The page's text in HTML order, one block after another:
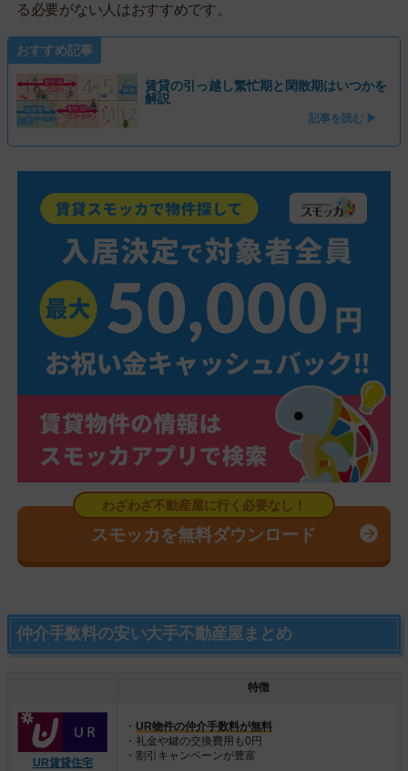
る必要がない人はおすすめです。
おすすめ記事
賃貸の引っ越し繁忙期と閑散期はいつかを
解説
記事を読む ▶
スモッカを無料ダウンロード
仲介手数料の安い大手不動産屋まとめ
特徴
UR賃貸住宅
・ UR物件の仲介手数料が無料
・礼金や鍵の交換費用も0円
・割引キャンペーンが豊富